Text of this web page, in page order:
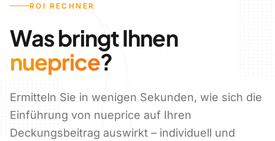
Preismanagement
Simulation & Optimierung
Preisanalyse & Reporting
Revisionssichere Prozesse
ROI RECHNER
Was bringt Ihnen
nueprice?
Ermitteln Sie in wenigen Sekunden, wie sich die
Einführung von nueprice auf Ihren
Deckungsbeitrag auswirkt – individuell und